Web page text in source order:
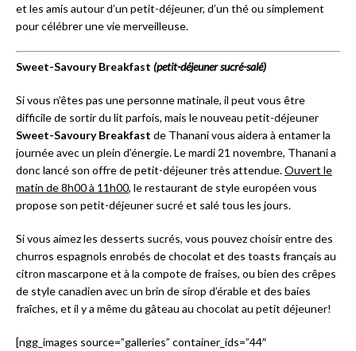
et les amis autour d’un petit-déjeuner, d’un thé ou simplement
pour célébrer une vie merveilleuse.
Sweet-Savoury Breakfast (petit-déjeuner sucré-salé)
Si vous n’êtes pas une personne matinale, il peut vous être
difficile de sortir du lit parfois, mais le nouveau petit-déjeuner
Sweet-Savoury Breakfast de Thanani vous aidera à entamer la
journée avec un plein d’énergie. Le mardi 21 novembre, Thanani a
donc lancé son offre de petit-déjeuner très attendue.Ouvert le
matin de 8h00 à 11h00, le restaurant de style européen vous
propose son petit-déjeuner sucré et salé tous les jours.
Si vous aimez les desserts sucrés, vous pouvez choisir entre des
churros espagnols enrobés de chocolat et des toasts français au
citron mascarpone et à la compote de fraises, ou bien des crêpes
de style canadien avec un brin de sirop d’érable et des baies
fraîches, et il y a même du gâteau au chocolat au petit déjeuner!
[ngg_images source=”galleries” container_ids=”44″